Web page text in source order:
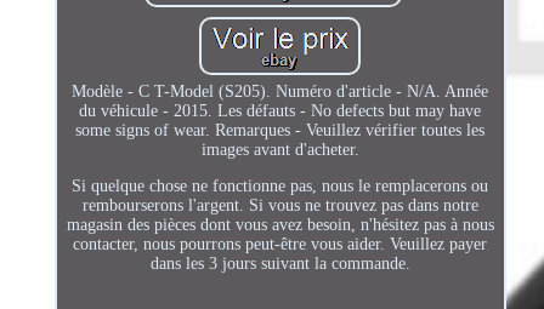
Modèle - C T-Model (S205). Numéro d'article - N/A. Année
du véhicule - 2015. Les défauts - No defects but may have
some signs of wear. Remarques - Veuillez vérifier toutes les
images avant d'acheter.
Si quelque chose ne fonctionne pas, nous le remplacerons ou
rembourserons l'argent. Si vous ne trouvez pas dans notre
magasin des pièces dont vous avez besoin, n'hésitez pas à nous
contacter, nous pourrons peut-être vous aider. Veuillez payer
dans les 3 jours suivant la commande.